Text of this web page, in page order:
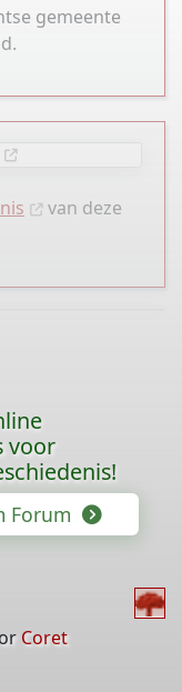
gemeente
van deze
voor
Forum
Coret